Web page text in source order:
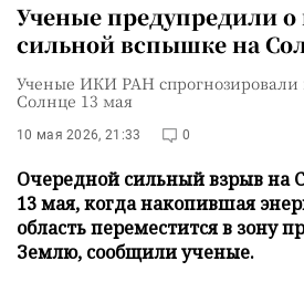
Ученые предупредили
сильной вспышке на
Ученые ИКИ РАН
Солнце 13 мая
10 мая 2026, 21:33 0
Очередной сильный взрыв на
13 мая, когда накопившая
область переместится в зону
Землю, сообщили ученые.